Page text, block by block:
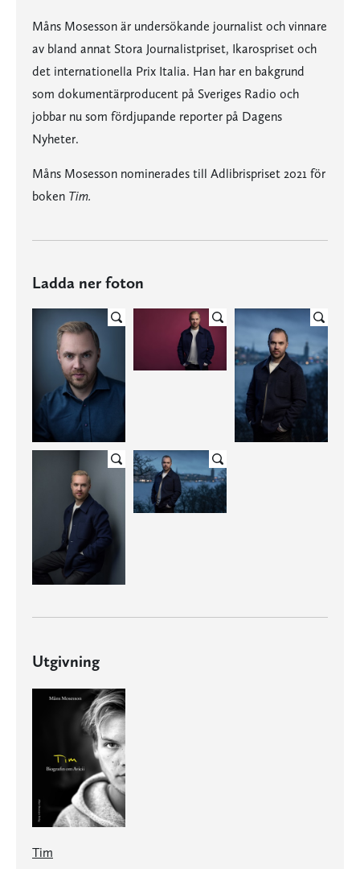
Måns Mosesson är undersökande journalist och vinnare
av bland annat Stora Journalistpriset, Ikarospriset och
det internationella Prix Italia. Han har en bakgrund
som dokumentärproducent på Sveriges Radio och
jobbar nu som fördjupande reporter på Dagens
Nyheter.
Måns Mosesson nominerades till Adlibrispriset 2021 för
boken Tim.
Ladda ner foton
Utgivning
Tim